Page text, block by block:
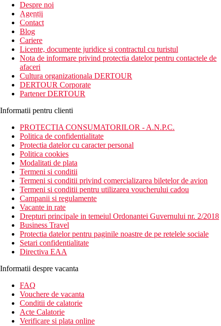
newsletter!
Despre noi
Agentii
Contact
Blog
Cariere
Licente, documente juridice si contractul cu turistul
Nota de informare privind protectia datelor pentru contactele de
afaceri
Cultura organizationala DERTOUR
DERTOUR Corporate
Partener DERTOUR
Informatii pentru clienti
PROTECTIA CONSUMATORILOR - A.N.P.C.
Politica de confidentialitate
Protectia datelor cu caracter personal
Politica cookies
Modalitati de plata
Termeni si conditii
Termeni si conditii privind comercializarea biletelor de avion
Termeni si conditii pentru utilizarea voucherului cadou
Campanii si regulamente
Vacante in rate
Drepturi principale in temeiul Ordonantei Guvernului nr. 2/2018
Business Travel
Protectia datelor pentru paginile noastre de pe retelele sociale
Setari confidentialitate
Directiva EAA
Informatii despre vacanta
FAQ
Vouchere de vacanta
Conditii de calatorie
Acte Calatorie
Verificare si plata online